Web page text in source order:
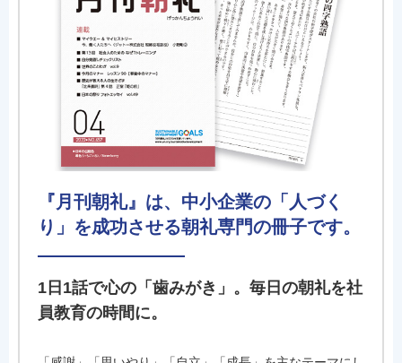
『月刊朝礼』は、中小企業の「人づく
り」を成功させる朝礼専門の冊子です。
1日1話で心の「歯みがき」。毎日の朝礼を社
員教育の時間に。